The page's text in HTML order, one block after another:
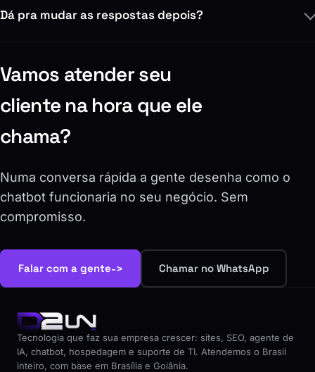
Dá pra mudar as respostas depois?
Vamos atender seu
cliente na hora que ele
chama?
Numa conversa rápida a gente desenha como o
chatbot funcionaria no seu negócio. Sem
compromisso.
Falar com a gente-> Chamar no WhatsApp
Tecnologia que faz sua empresa crescer: sites, SEO, agente de
IA, chatbot, hospedagem e suporte de TI. Atendemos o Brasil
inteiro, com base em Brasília e Goiânia.